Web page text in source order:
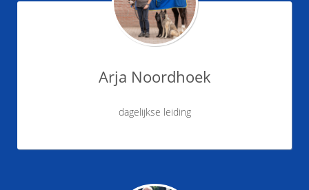
Arja Noordhoek
dagelijkse leiding